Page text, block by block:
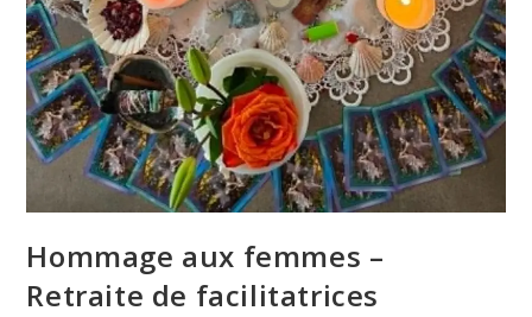
Hommage aux femmes –
Retraite de facilitatrices